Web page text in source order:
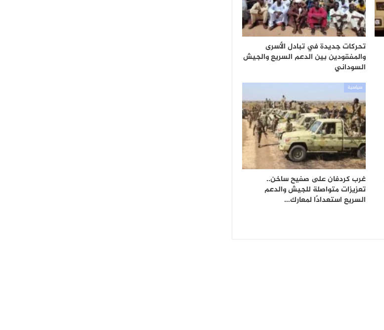
تحركات جديدة في تبادل الأسرى
والمفقودين بين الدعم السريع والجيش
السوداني
سياسية
غرب كردفان على صفيح ساخن..
تعزيزات متواصلة للجيش والدعم
السريع استعدادًا لمعارك…